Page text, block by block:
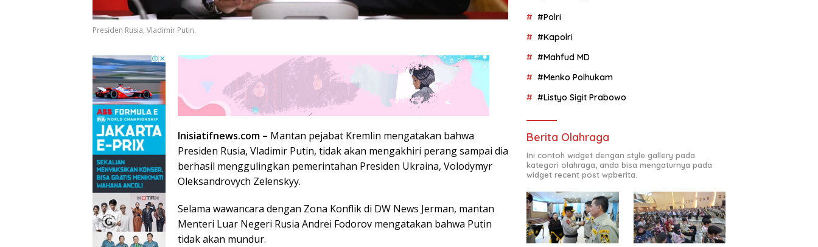
Presiden Rusia, Vladimir Putin.
Inisiatifnews.com – Mantan pejabat Kremlin mengatakan bahwa
Presiden Rusia, Vladimir Putin, tidak akan mengakhiri perang sampai dia
berhasil menggulingkan pemerintahan Presiden Ukraina, Volodymyr
Oleksandrovych Zelenskyy.
Selama wawancara dengan Zona Konflik di DW News Jerman, mantan
Menteri Luar Negeri Rusia Andrei Fodorov mengatakan bahwa Putin
tidak akan mundur.
#Polri
#Kapolri
#Mahfud MD
#Menko Polhukam
#Listyo Sigit Prabowo
Berita Olahraga
Ini contoh widget dengan style gallery pada
kategori olahraga, anda bisa mengaturnya pada
widget recent post wpberita.